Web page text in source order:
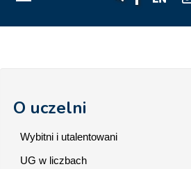
wyszukiwania
O uczelni
Wybitni i utalentowani
UG w liczbach